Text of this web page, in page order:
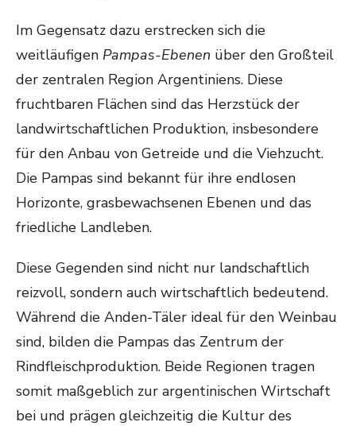
Im Gegensatz dazu erstrecken sich die
weitläufigen Pampas-Ebenen über den Großteil
der zentralen Region Argentiniens. Diese
fruchtbaren Flächen sind das Herzstück der
landwirtschaftlichen Produktion, insbesondere
für den Anbau von Getreide und die Viehzucht.
Die Pampas sind bekannt für ihre endlosen
Horizonte, grasbewachsenen Ebenen und das
friedliche Landleben.
Diese Gegenden sind nicht nur landschaftlich
reizvoll, sondern auch wirtschaftlich bedeutend.
Während die Anden-Täler ideal für den Weinbau
sind, bilden die Pampas das Zentrum der
Rindfleischproduktion. Beide Regionen tragen
somit maßgeblich zur argentinischen Wirtschaft
bei und prägen gleichzeitig die Kultur des